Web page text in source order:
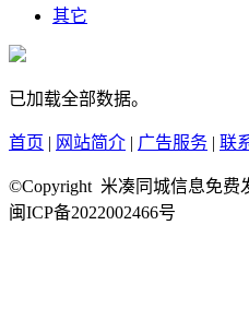
其它
已加载全部数据。
首页 | 网站简介 | 广告服务 | 联
©Copyright 米凑同城信息免费
闽ICP备2022002466号